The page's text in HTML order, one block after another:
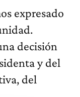
expresado
decisión
y del
del